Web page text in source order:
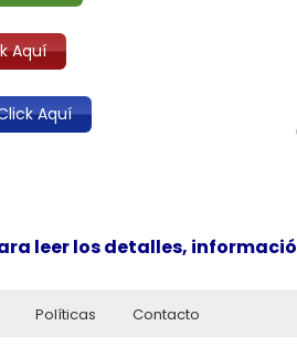
Aquí
Aquí
leer los detalles,
Políticas Contacto